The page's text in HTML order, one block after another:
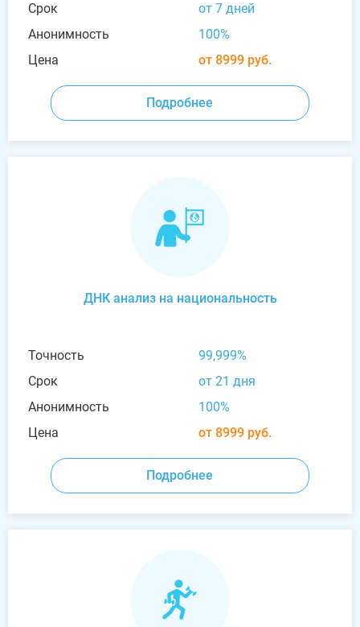
Срок
от 7 дней
Анонимность
100%
Цена
от 8999 руб.
Подробнее
ДНК анализ на национальность
Точность
99,999%
Срок
от 21 дня
Анонимность
100%
Цена
от 8999 руб.
Подробнее